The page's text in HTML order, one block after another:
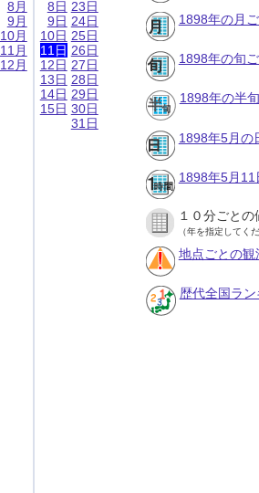
8月
9月
10月
11月
12月
8日
9日
10日
11日
12日
13日
14日
15日
23日
24日
25日
26日
27日
28日
29日
30日
31日
1898年の月
1898年の旬
1898年の半
1898年5月の
1898年5月11
１０分ごと
（年を指定してく
地点ごとの
歴代全国ラ